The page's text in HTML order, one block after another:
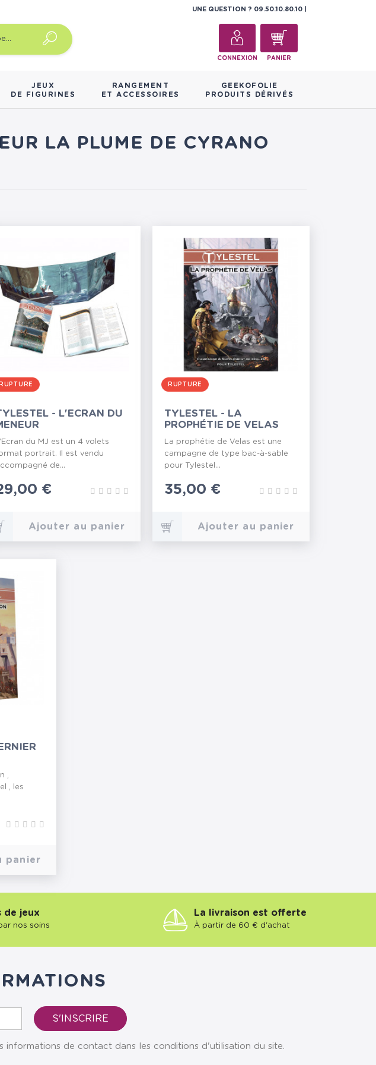
UNE QUESTION ? 09.50.10.80.10
CONNEXION PANIER
JEUX
DE FIGURINES
RANGEMENT
ET ACCESSOIRES
GEEKOFOLIE
PRODUITS DÉRIVÉS
LA PLUME DE CYRANO
RUPTURE
- L'ECRAN DU
du MJ est un 4 volets
portrait. Il est vendu
de...
€
Ajouter au panier
RUPTURE
TYLESTEL - LA
PROPHÉTIE DE VELAS
La prophétie de Velas est une
campagne de type bac-à-sable
pour Tylestel...
Prix
35,00 €
Ajouter au panier
,
, les
panier
de jeux
nos soins
La livraison est offerte
À partir de 60 € d'achat
de contact dans les conditions d'utilisation du site.